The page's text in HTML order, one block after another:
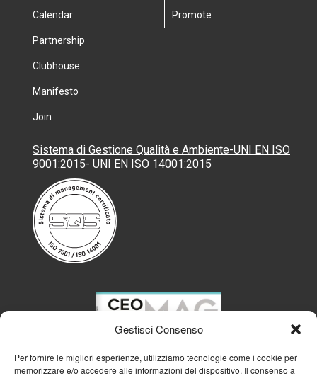
Gestisci Consenso
Per fornire le migliori esperienze, utilizziamo tecnologie come i cookie per
memorizzare e/o accedere alle informazioni del dispositivo. Il consenso a
Calendar
Partnership
Clubhouse
Manifesto
Join
Promote
Sistema di Gestione Qualità e Ambiente-UNI EN ISO
9001:2015- UNI EN ISO 14001:2015